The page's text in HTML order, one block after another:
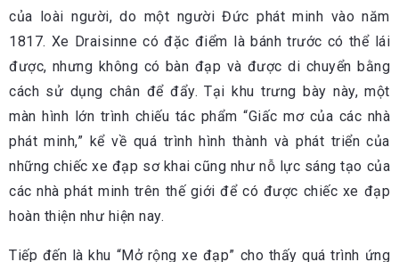
của loài người, do một người Đức phát minh vào năm
1817. Xe Draisinne có đặc điểm là bánh trước có thể lái
được, nhưng không có bàn đạp và được di chuyển bằng
cách sử dụng chân để đẩy. Tại khu trưng bày này, một
màn hình lớn trình chiếu tác phẩm “Giấc mơ của các nhà
phát minh,” kể về quá trình hình thành và phát triển của
những chiếc xe đạp sơ khai cũng như nỗ lực sáng tạo của
các nhà phát minh trên thế giới để có được chiếc xe đạp
hoàn thiện như hiện nay.
Tiếp đến là khu “Mở rộng xe đạp” cho thấy quá trình ứng